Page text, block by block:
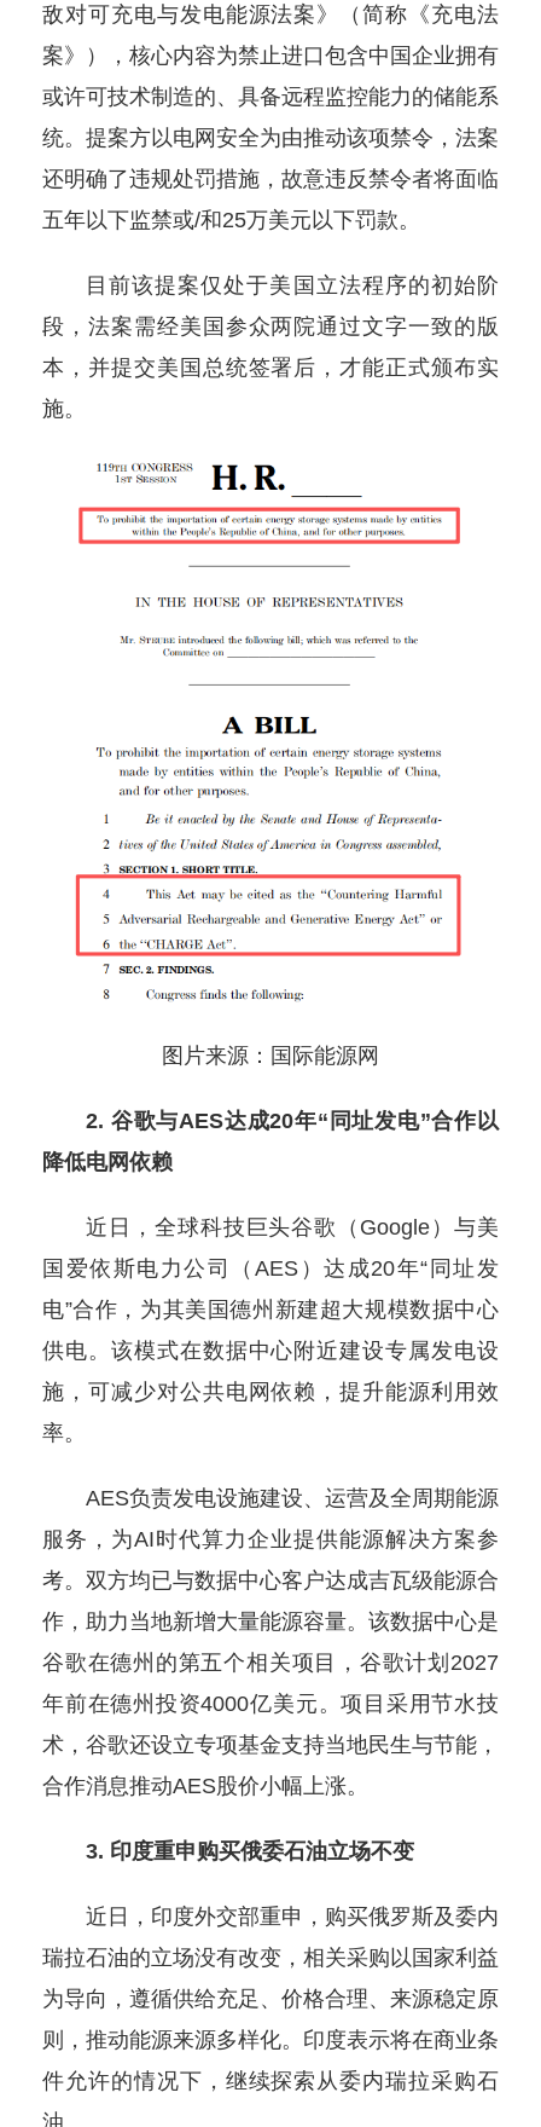
敌对可充电与发电能源法案》（简称《充电法
案》），核心内容为禁止进口包含中国企业拥有
或许可技术制造的、具备远程监控能力的储能系
统。提案方以电网安全为由推动该项禁令，法案
还明确了违规处罚措施，故意违反禁令者将面临
五年以下监禁或/和25万美元以下罚款。
目前该提案仅处于美国立法程序的初始阶
段，法案需经美国参众两院通过文字一致的版
本，并提交美国总统签署后，才能正式颁布实
施。
图片来源：国际能源网
2. 谷歌与AES达成20年“同址发电”合作以
降低电网依赖
近日，全球科技巨头谷歌（Google）与美
国爱依斯电力公司（AES）达成20年“同址发
电”合作，为其美国德州新建超大规模数据中心
供电。该模式在数据中心附近建设专属发电设
施，可减少对公共电网依赖，提升能源利用效
率。
AES负责发电设施建设、运营及全周期能源
服务，为AI时代算力企业提供能源解决方案参
考。双方均已与数据中心客户达成吉瓦级能源合
作，助力当地新增大量能源容量。该数据中心是
谷歌在德州的第五个相关项目，谷歌计划2027
年前在德州投资4000亿美元。项目采用节水技
术，谷歌还设立专项基金支持当地民生与节能，
合作消息推动AES股价小幅上涨。
3. 印度重申购买俄委石油立场不变
近日，印度外交部重申，购买俄罗斯及委内
瑞拉石油的立场没有改变，相关采购以国家利益
为导向，遵循供给充足、价格合理、来源稳定原
则，推动能源来源多样化。印度表示将在商业条
件允许的情况下，继续探索从委内瑞拉采购石
油。